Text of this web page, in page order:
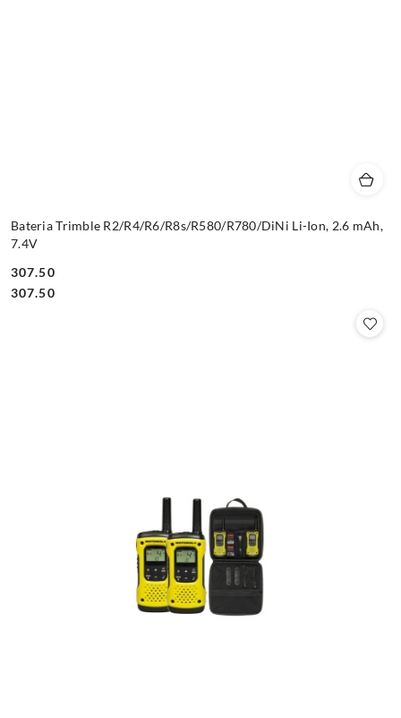
Bateria Trimble R2/R4/R6/R8s/R580/R780/DiNi Li-Ion, 2.6 mAh,
7.4V
Cena:
307.50
Cena:
307.50